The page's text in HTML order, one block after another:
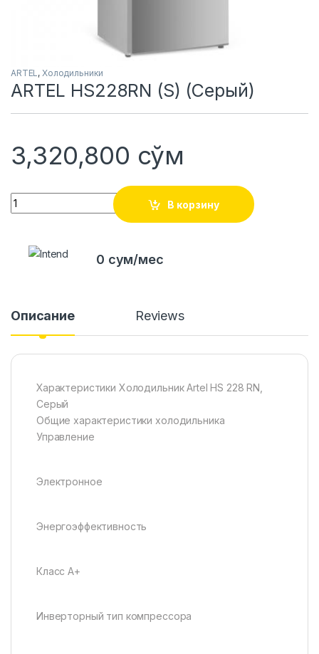
ARTEL,Холодильники
ARTEL HS228RN (S) (Серый)
3,320,800 сўм
Quantity
В корзину
0 сум/мес
Описание Reviews
Характеристики Холодильник Artel HS 228 RN,
Серый
Общие характеристики холодильника
Управление
Электронное
Энергоэффективность
Класс A+
Инверторный тип компрессора